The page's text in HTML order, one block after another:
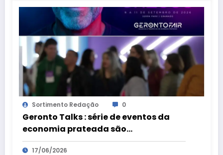
Sortimento Redação 0
Geronto Talks : série de eventos da
economia prateada são
preparatórios para a Geronto Fair
17/06/2026